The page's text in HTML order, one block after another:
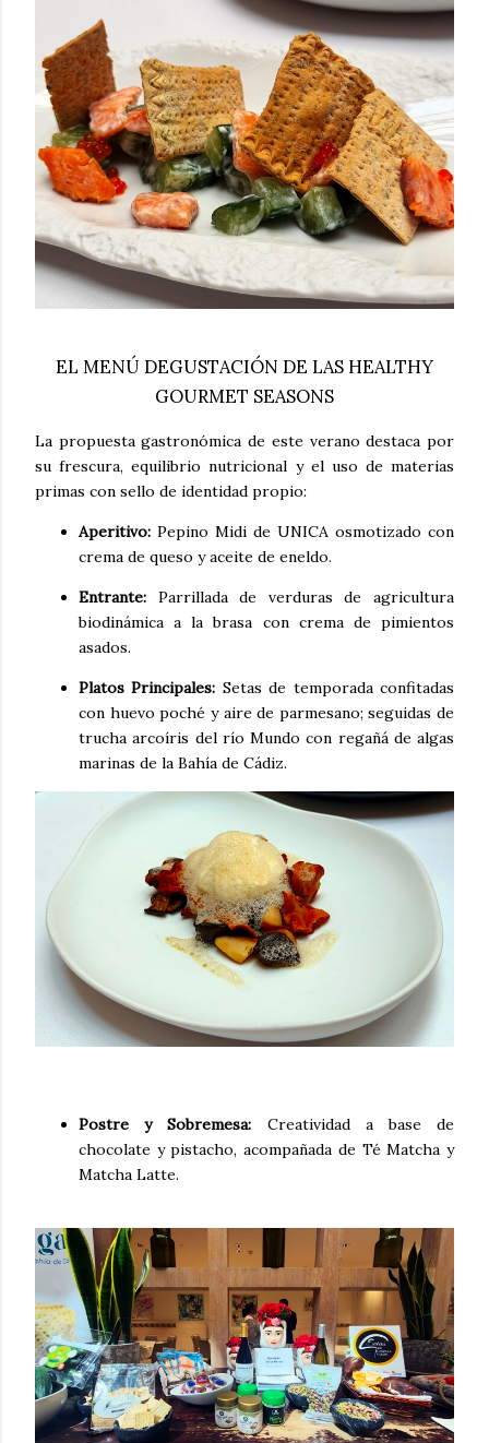
EL MENÚ DEGUSTACIÓN DE LAS HEALTHY
GOURMET SEASONS
La propuesta gastronómica de este verano destaca por
su frescura, equilibrio nutricional y el uso de materias
primas con sello de identidad propio:
Aperitivo: Pepino Midi de UNICA osmotizado con
crema de queso y aceite de eneldo.
Entrante: Parrillada de verduras de agricultura
biodinámica a la brasa con crema de pimientos
asados.
Platos Principales: Setas de temporada confitadas
con huevo poché y aire de parmesano; seguidas de
trucha arcoíris del río Mundo con regañá de algas
marinas de la Bahía de Cádiz.
Postre y Sobremesa: Creatividad a base de
chocolate y pistacho, acompañada de Té Matcha y
Matcha Latte.